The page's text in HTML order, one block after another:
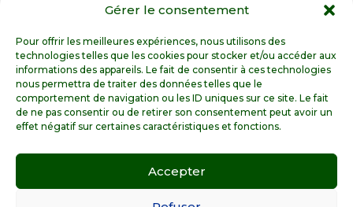
Gérer le consentement
Pour offrir les meilleures expériences, nous utilisons des
technologies telles que les cookies pour stocker et/ou accéder aux
informations des appareils. Le fait de consentir à ces technologies
nous permettra de traiter des données telles que le
comportement de navigation ou les ID uniques sur ce site. Le fait
de ne pas consentir ou de retirer son consentement peut avoir un
effet négatif sur certaines caractéristiques et fonctions.
Accepter
France Métropolitaine